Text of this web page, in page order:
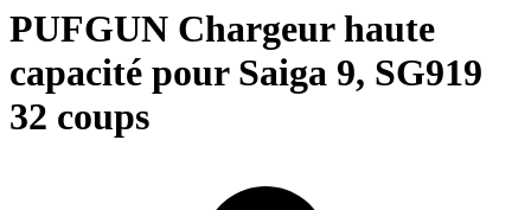
PUFGUN Chargeur haute
capacité pour Saiga 9, SG919
32 coups